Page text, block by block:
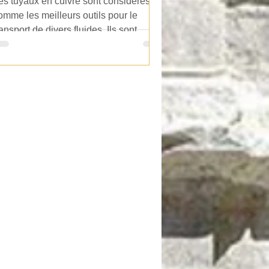
les meilleurs outils pour le
de divers fluides. Ils sont